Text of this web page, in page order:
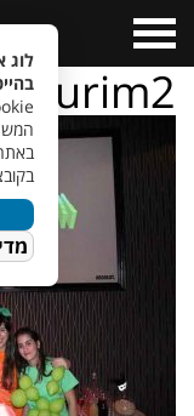
Menu
purim2
לוג